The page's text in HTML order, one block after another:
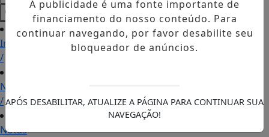
Início
/
Notícias
/
Notas
A publicidade é uma fonte importante de
financiamento do nosso conteúdo. Para
continuar navegando, por favor desabilite seu
bloqueador de anúncios.
APÓS DESABILITAR, ATUALIZE A PÁGINA PARA CONTINUAR SUA
NAVEGAÇÃO!